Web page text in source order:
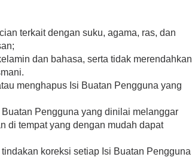
terkait dengan suku, agama, ras, dan
dan bahasa, serta tidak merendahkan
menghapus Isi Buatan Pengguna yang
Pengguna yang dinilai melanggar
di tempat yang dengan mudah dapat
koreksi setiap Isi Buatan Pengguna